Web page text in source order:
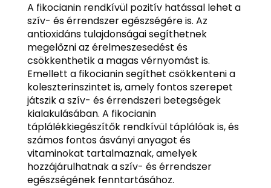
A fikocianin rendkívül pozitív hatással lehet a
szív- és érrendszer egészségére is. Az
antioxidáns tulajdonságai segíthetnek
megelőzni az érelmeszesedést és
csökkenthetik a magas vérnyomást is.
Emellett a fikocianin segíthet csökkenteni a
koleszterinszintet is, amely fontos szerepet
játszik a szív- és érrendszeri betegségek
kialakulásában. A fikocianin
táplálékkiegészítők rendkívül táplálóak is, és
számos fontos ásványi anyagot és
vitaminokat tartalmaznak, amelyek
hozzájárulhatnak a szív- és érrendszer
egészségének fenntartásához.